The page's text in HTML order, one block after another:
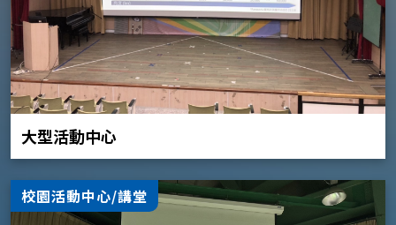
大型活動中心
校園活動中心/講堂